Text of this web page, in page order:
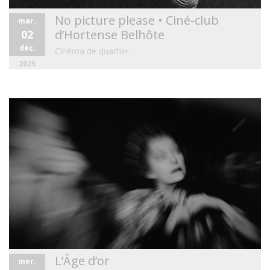
mar.
02
déc.
2025
No picture please • Ciné-club
d’Hortense Belhôte
Cinéma de quartier
mer. L’Âge d’or